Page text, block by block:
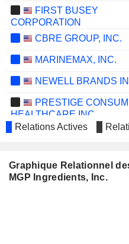
FIRST BUSEY
CORPORATION
CBRE GROUP, INC.
MARINEMAX, INC.
NEWELL BRANDS
PRESTIGE
HEALTHCARE INC.
THE VITA COCO
ASCEND WELLNESS
Relations Actives
Graphique Relationnel
MGP Ingredients, Inc.